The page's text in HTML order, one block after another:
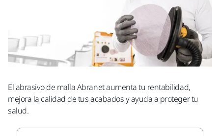
El abrasivo de malla Abranet aumenta tu rentabilidad,
mejora la calidad de tus acabados y ayuda a proteger tu
salud.